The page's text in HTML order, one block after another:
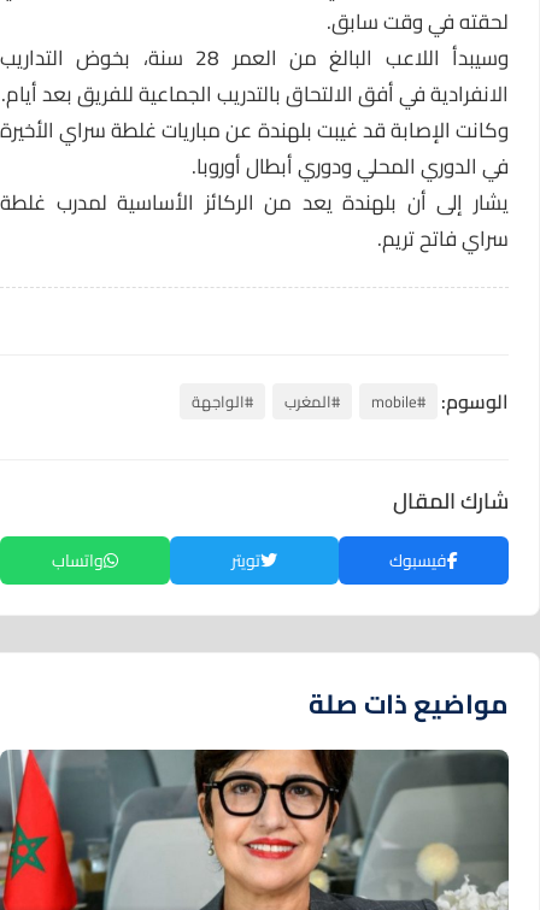
لحقته في وقت سابق.
وسيبدأ اللاعب البالغ من العمر 28 سنة، بخوض التداريب
الانفرادية في أفق الالتحاق بالتدريب الجماعية للفريق بعد أيام.
وكانت الإصابة قد غيبت بلهندة عن مباريات غلطة سراي الأخيرة
في الدوري المحلي ودوري أبطال أوروبا.
يشار إلى أن بلهندة يعد من الركائز الأساسية لمدرب غلطة
سراي فاتح تريم.
الوسوم: #mobile #المغرب #الواجهة
شارك المقال
فيسبوك تويتر واتساب
مواضيع ذات صلة